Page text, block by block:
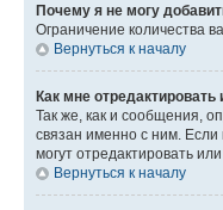
Почему я не могу
Ограничение количества
Вернуться к началу
Как мне
Так же, как и сообщения,
связан именно с ним. Если
могут отредактировать
Вернуться к началу